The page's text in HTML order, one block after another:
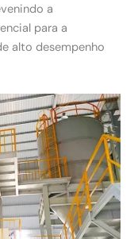
a
para a
alto desempenho